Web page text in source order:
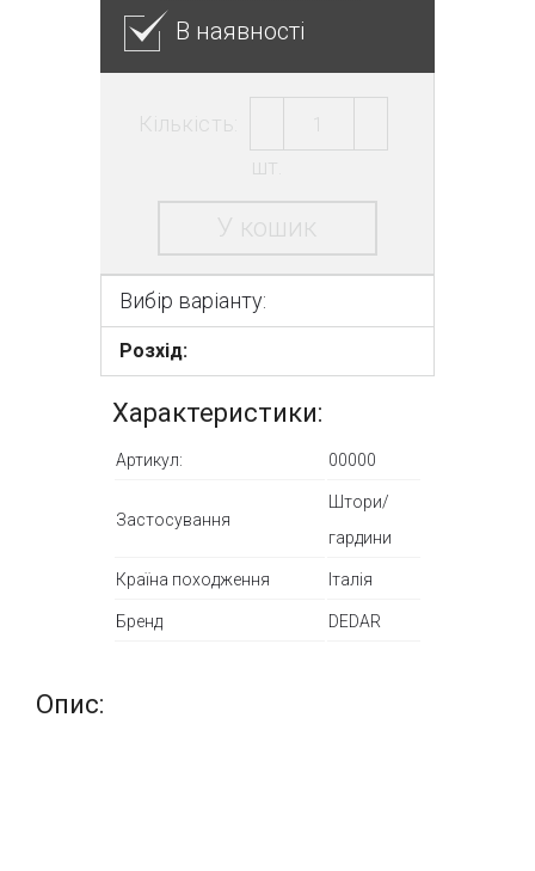
В наявності
Кількість:
шт.
У кошик
Вибір варіанту:
Розхід:
Характеристики:
Артикул: 00000
Застосування
Штори/
гардини
Країна походження Італія
Бренд DEDAR
Опис: